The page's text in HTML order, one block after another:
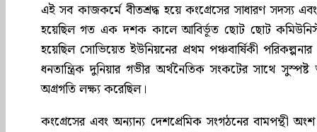
এই সব কাজকর্মে বীতশ্রদ্ধ হয়ে কংগ্রেসের সাধারণ
হয়েছিল গত এক দশক কালে আবির্ভূত ছোট ছোট
হয়েছিল সোভিয়েত ইউনিয়নের প্রথম পঞ্চবার্ষিকী
ধনতান্ত্রিক দুনিয়ার গভীর অর্থনৈতিক সংকটের সাথে
অগ্রগতি লক্ষ্য করেছিল।
কংগ্রেসের এবং অন্যান্য দেশপ্রেমিক সংগঠনের বামপন্থী